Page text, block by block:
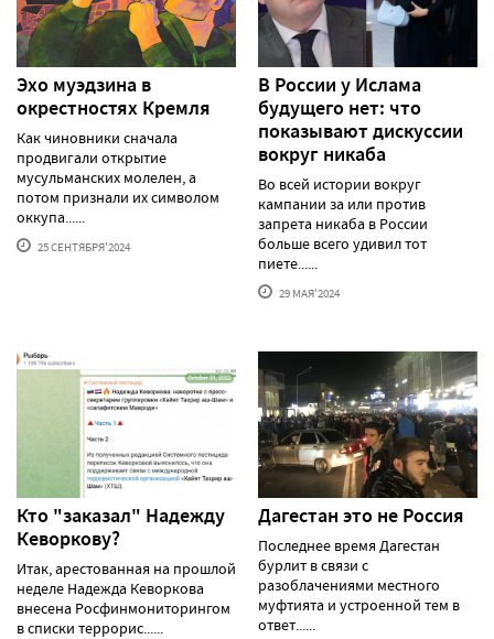
Эхо муэдзина в
окрестностях Кремля
Как чиновники сначала
продвигали открытие
мусульманских молелен, а
потом признали их символом
оккупа......
25 СЕНТЯБРЯ'2024
В России у Ислама
будущего нет: что
показывают дискуссии
вокруг никаба
Во всей истории вокруг
кампании за или против
запрета никаба в России
больше всего удивил тот
пиете......
29 МАЯ'2024
Кто "заказал" Надежду
Кеворкову?
Итак, арестованная на прошлой
неделе Надежда Кеворкова
внесена Росфинмониторингом
в списки террорис......
Дагестан это не Россия
Последнее время Дагестан
бурлит в связи с
разоблачениями местного
муфтията и устроенной тем в
ответ......